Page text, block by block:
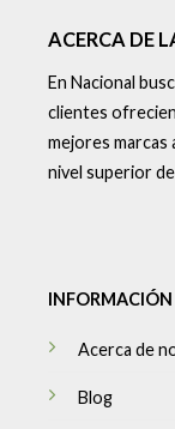
ACERCA DE
En Nacional
clientes
mejores marcas
nivel superior
INFORMACIÓN
Acerca de
Blog